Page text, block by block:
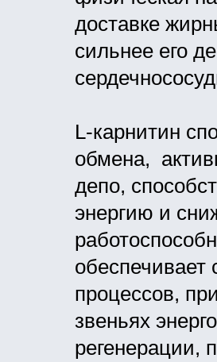
доставке
сильнее его
L-карнитин
обмена,
депо,
энергию и
процессов,
звеньях
регенерации,